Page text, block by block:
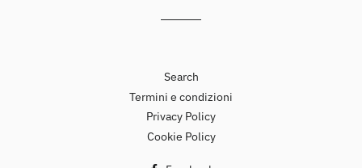
Search
Termini e condizioni
Privacy Policy
Cookie Policy